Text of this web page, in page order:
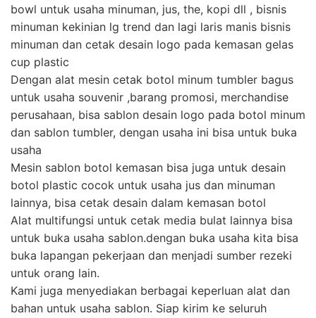
bowl untuk usaha minuman, jus, the, kopi dll , bisnis
minuman kekinian lg trend dan lagi laris manis bisnis
minuman dan cetak desain logo pada kemasan gelas
cup plastic
Dengan alat mesin cetak botol minum tumbler bagus
untuk usaha souvenir ,barang promosi, merchandise
perusahaan, bisa sablon desain logo pada botol minum
dan sablon tumbler, dengan usaha ini bisa untuk buka
usaha
Mesin sablon botol kemasan bisa juga untuk desain
botol plastic cocok untuk usaha jus dan minuman
lainnya, bisa cetak desain dalam kemasan botol
Alat multifungsi untuk cetak media bulat lainnya bisa
untuk buka usaha sablon.dengan buka usaha kita bisa
buka lapangan pekerjaan dan menjadi sumber rezeki
untuk orang lain.
Kami juga menyediakan berbagai keperluan alat dan
bahan untuk usaha sablon. Siap kirim ke seluruh